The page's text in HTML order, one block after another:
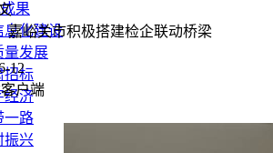
果
息化建设
量发展
招标
经济
一路
振兴
嘉峪关市积极搭建检企联动桥梁
12
户端